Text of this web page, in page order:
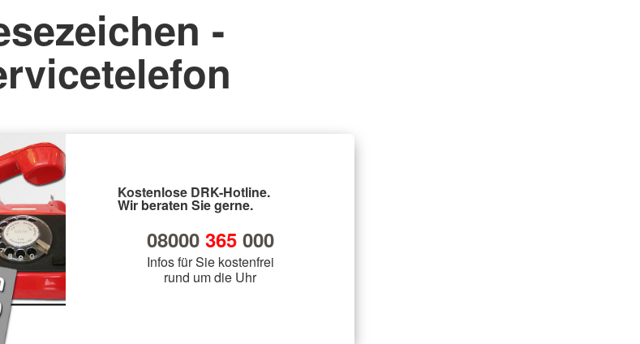
-
Kostenlose DRK-Hotline.
Wir beraten Sie gerne.
08000 365000
Infos für Sie kostenfrei
rund um die Uhr